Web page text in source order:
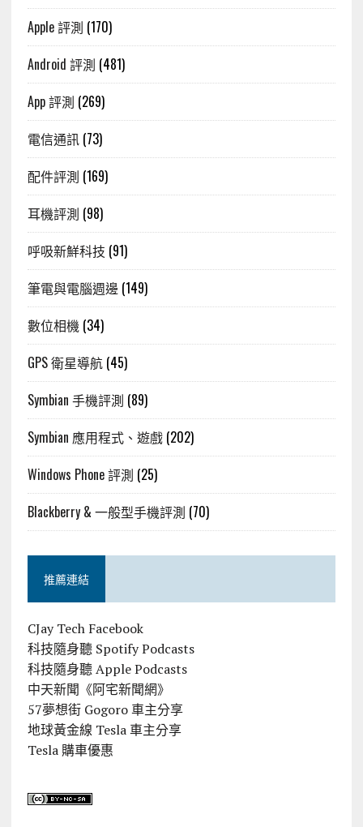
Apple 評測 (170)
Android 評測 (481)
App 評測 (269)
電信通訊(73)
配件評測 (169)
耳機評測 (98)
呼吸新鮮科技 (91)
筆電與電腦週邊 (149)
數位相機(34)
GPS 衛星導航(45)
Symbian 手機評測 (89)
Symbian 應用程式、遊戲(202)
Windows Phone 評測 (25)
Blackberry & 一般型手機評測 (70)
推薦連結
CJay Tech Facebook
科技隨身聽 Spotify Podcasts
科技隨身聽 Apple Podcasts
中天新聞《阿宅新聞網》
57夢想街 Gogoro 車主分享
地球黃金線 Tesla 車主分享
Tesla 購車優惠